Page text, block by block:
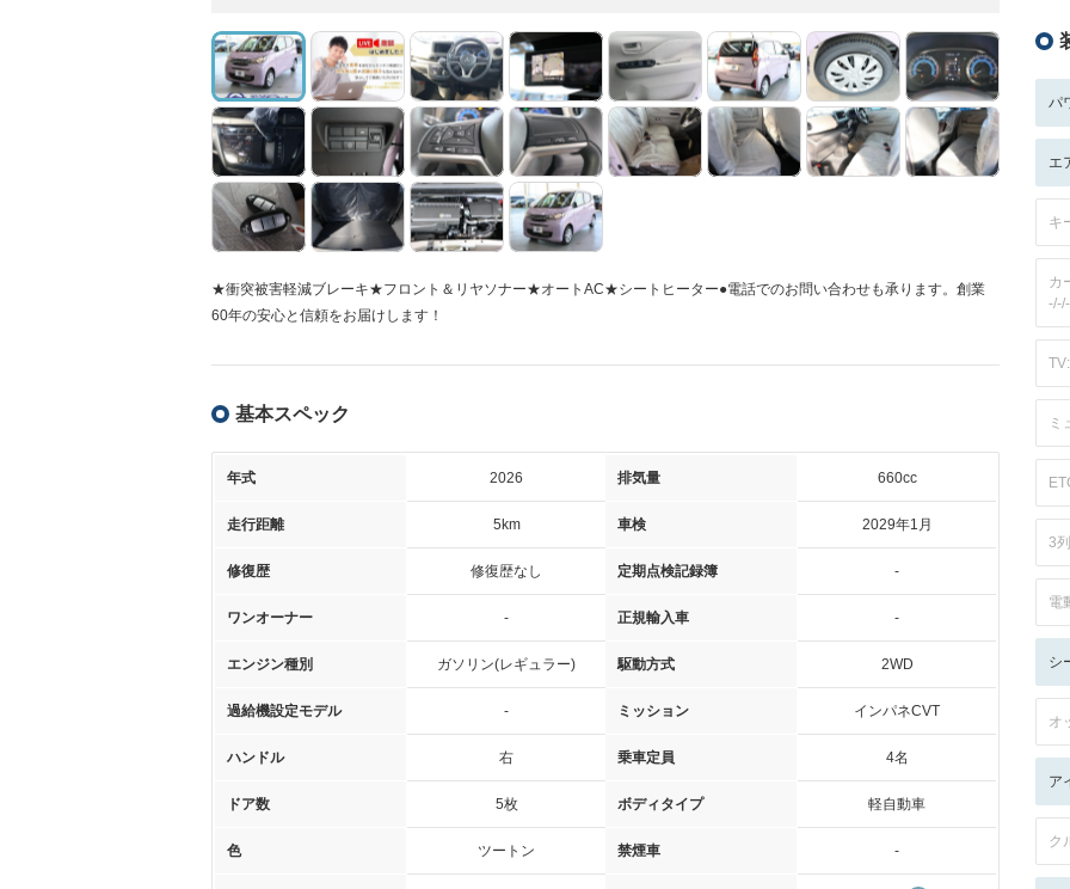
★衝突被害軽減ブレーキ★フロント＆リヤソナー★オートAC★シートヒーター●電話でのお問い合わせも承ります。創業
60年の安心と信頼をお届けします！
基本スペック
年式 2026 排気量 660cc
走行距離 5km 車検 2029年1月
修復歴 修復歴なし 定期点検記録簿 -
ワンオーナー - 正規輸入車 -
エンジン種別 ガソリン(レギュラー) 駆動方式 2WD
過給機設定モデル - ミッション インパネCVT
ハンドル 右 乗車定員 4名
ドア数 5枚 ボディタイプ 軽自動車
色 ツートン 禁煙車 -
パ
エ
キ
カ
ミ
3
電
シ
オ
ア
ク